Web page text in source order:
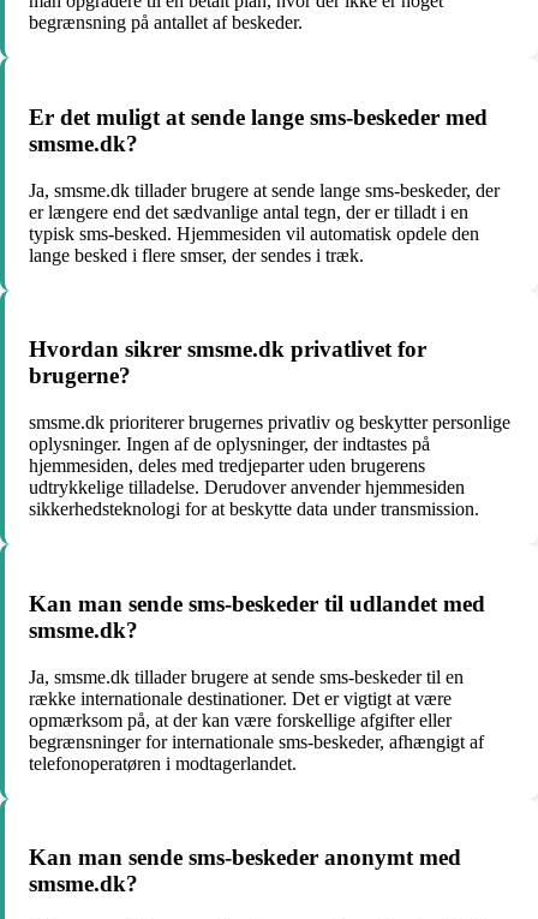
begrænsning på antallet af beskeder.
Er det muligt at sende lange sms-beskeder med
smsme.dk?
Ja, smsme.dk tillader brugere at sende lange sms-beskeder, der
er længere end det sædvanlige antal tegn, der er tilladt i en
typisk sms-besked. Hjemmesiden vil automatisk opdele den
lange besked i flere smser, der sendes i træk.
Hvordan sikrer smsme.dk privatlivet for
brugerne?
smsme.dk prioriterer brugernes privatliv og beskytter personlige
oplysninger. Ingen af de oplysninger, der indtastes på
hjemmesiden, deles med tredjeparter uden brugerens
udtrykkelige tilladelse. Derudover anvender hjemmesiden
sikkerhedsteknologi for at beskytte data under transmission.
Kan man sende sms-beskeder til udlandet med
smsme.dk?
Ja, smsme.dk tillader brugere at sende sms-beskeder til en
række internationale destinationer. Det er vigtigt at være
opmærksom på, at der kan være forskellige afgifter eller
begrænsninger for internationale sms-beskeder, afhængigt af
telefonoperatøren i modtagerlandet.
Kan man sende sms-beskeder anonymt med
smsme.dk?